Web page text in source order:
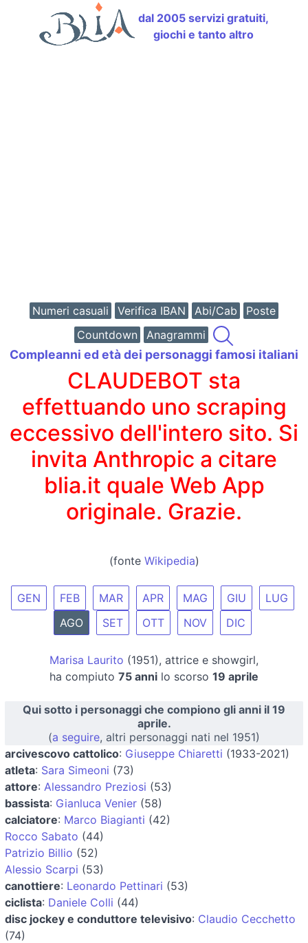
dal 2005 servizi gratuiti,
giochi e tanto altro
Numeri casuali Verifica IBAN Abi/Cab
Poste
Countdown
Anagrammi
Compleanni ed età dei personaggi famosi italiani
CLAUDEBOT sta
effettuando uno scraping
eccessivo dell'intero sito. Si
invita Anthropic a citare
blia.it quale Web App
originale. Grazie.
(fonte Wikipedia)
GEN FEB MAR APR MAG GIU
LUG
AGO
SET OTT NOV DIC
Marisa Laurito (1951), attrice e showgirl,
ha compiuto 75 anni lo scorso 19 aprile
Qui sotto i personaggi che compiono gli anni il 19
aprile.
(a seguire, altri personaggi nati nel 1951)
arcivescovo cattolico: Giuseppe Chiaretti (1933-2021)
atleta: Sara Simeoni (73)
attore: Alessandro Preziosi (53)
bassista: Gianluca Venier (58)
calciatore: Marco Biagianti (42)
Rocco Sabato (44)
Patrizio Billio (52)
Alessio Scarpi (53)
canottiere: Leonardo Pettinari (53)
ciclista: Daniele Colli (44)
disc jockey e conduttore televisivo: Claudio Cecchetto
(74)